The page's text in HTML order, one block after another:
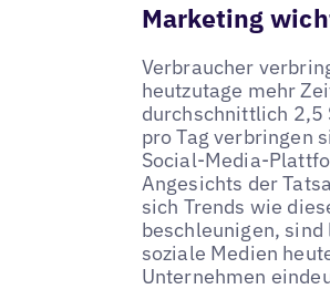
Marketing
Verbraucher
heutzutage mehr
durchschnittlich 2,5
pro Tag verbringen
Social-Media-
Angesichts der
sich Trends wie
beschleunigen, sind
soziale Medien
Unternehmen